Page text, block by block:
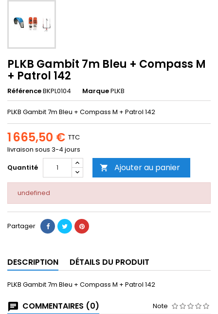
PLKB Gambit 7m Bleu + Compass M
+ Patrol 142
RéférenceBKPL0104 MarquePLKB
PLKB Gambit 7m Bleu + Compass M + Patrol 142
1 665,50 € TTC
livraison sous 3-4 jours
Quantité
 Ajouter au panier
undefined
Partager
DESCRIPTION DÉTAILS DU PRODUIT
PLKB Gambit 7m Bleu + Compass M + Patrol 142
COMMENTAIRES (0) Note